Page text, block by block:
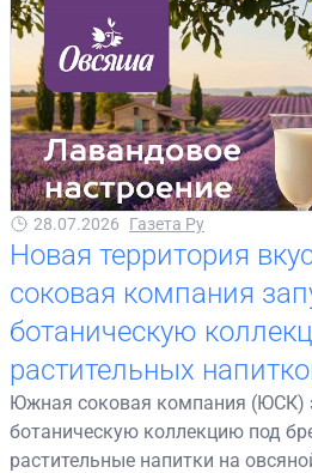
28.07.2026 Газета Ру
Новая территория
соковая компания
ботаническую
растительных
Южная соковая компания (ЮСК)
ботаническую коллекцию под
растительные напитки на